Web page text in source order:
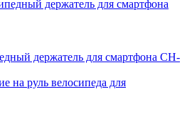
держатель для смартфона CH-